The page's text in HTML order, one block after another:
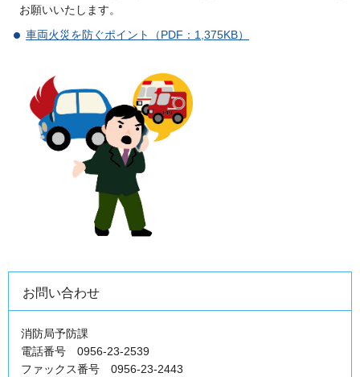
お願いいたします。
車両火災を防ぐポイント（PDF：1,375KB）
お問い合わせ
消防局予防課
電話番号 0956-23-2539
ファックス番号 0956-23-2443